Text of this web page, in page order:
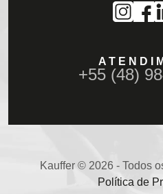
+55 (48)
Kauffer © 2026 - Todos
Política de